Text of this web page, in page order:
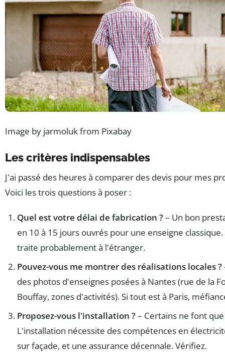
Image by jarmoluk from Pixabay
Les critères indispensables
J'ai passé des heures à comparer des devis pour mes
Voici les trois questions à poser :
Quel est votre délai de fabrication ?– Un bon
en 10 à 15 jours ouvrés pour une enseigne classique.
traite probablement à l'étranger.
Pouvez-vous me montrer des réalisations locales ?
des photos d'enseignes posées à Nantes (rue de la
Bouffay, zones d'activités). Si tout est à Paris,
Proposez-vous l'installation ?– Certains ne font
L'installation nécessite des compétences en
sur façade, et une assurance décennale. Vérifiez.